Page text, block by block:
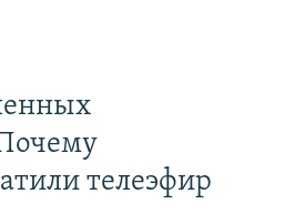
телеэфир